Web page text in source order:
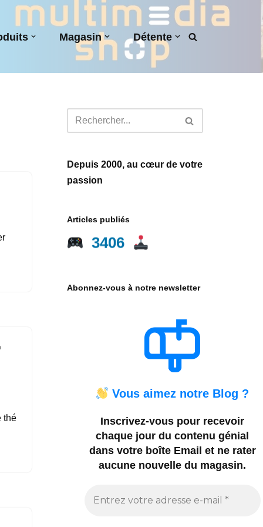
Magasin Détente
thé
Depuis 2000, au cœur de votre
passion
Articles publiés
3406
Abonnez-vous à notre newsletter
Vous aimez notre Blog ?
Inscrivez-vous pour recevoir
chaque jour du contenu génial
dans votre boîte Email et ne rater
aucune nouvelle du magasin.